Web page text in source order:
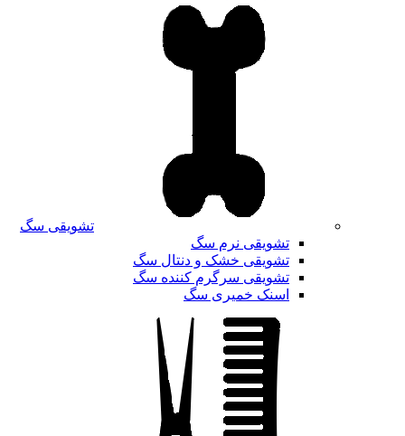
تشویقی سگ
تشویقی نرم سگ
تشویقی خشک و دنتال سگ
تشویقی سرگرم کننده سگ
اسنک خمیری سگ